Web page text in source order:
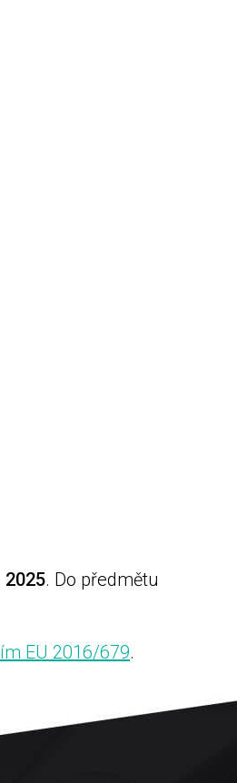
poměru,
2025. Do předmětu
EU 2016/679.